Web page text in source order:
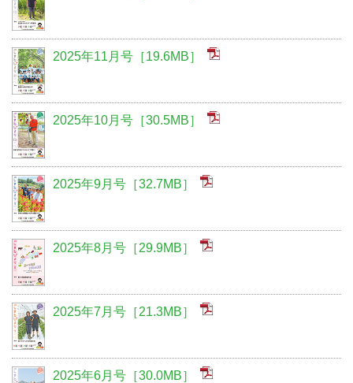
2025年11月号［19.6MB］
2025年10月号［30.5MB］
2025年9月号［32.7MB］
2025年8月号［29.9MB］
2025年7月号［21.3MB］
2025年6月号［30.0MB］